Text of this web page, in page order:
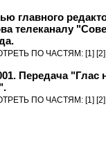
главного
телеканалу
ПО ЧАСТЯМ: [1 ] [2
Передача
ПО ЧАСТЯМ: [1 ] [2